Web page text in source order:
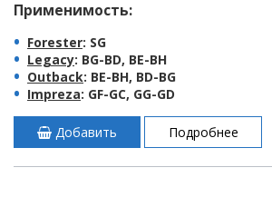
Применимость:
Forester: SG
Legacy: BG-BD, BE-BH
Outback: BE-BH, BD-BG
Impreza: GF-GC, GG-GD
Добавить Подробнее